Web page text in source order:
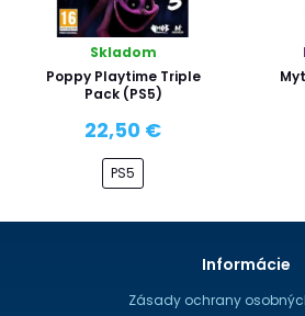
Skladom
Poppy Playtime Triple
Pack (PS5)
22,50 €
PS5
Informácie
Zásady ochrany